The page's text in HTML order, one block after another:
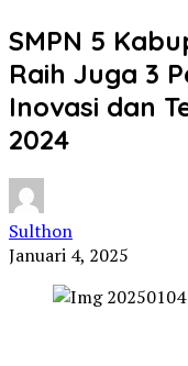
SMPN 5
Raih Juga 3
Inovasi dan
2024
Sulthon
Januari 4, 2025